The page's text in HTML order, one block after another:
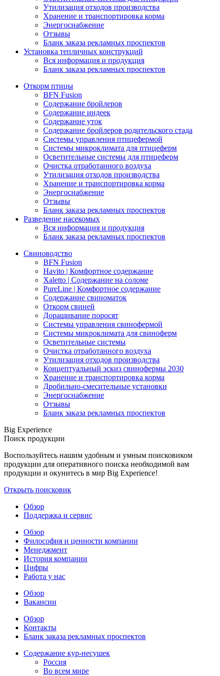
Утилизация отходов производства
Хранение и транспортировка корма
Энергоснабжение
Отзывы
Бланк заказа рекламных проспектов
Установка тепличных конструкций
Вся информация и продукция
Бланк заказа рекламных проспектов
Откорм птицы
BFN Fusion
Содержание бройлеров
Содержание индеек
Содержание уток
Содержание бройлеров родительского стада
Системы управления птицефермой
Системы микроклимата для птицеферм
Осветительные системы для птицеферм
Очистка отработанного воздуха
Утилизация отходов производства
Хранение и транспортировка корма
Энергоснабжение
Отзывы
Бланк заказа рекламных проспектов
Разведение насекомых
Вся информация и продукция
Бланк заказа рекламных проспектов
Свиноводство
BFN Fusion
Havito | Комфортное содержание
Xaletto | Содержание на соломе
PureLine | Комфортное содержание
Содержание свиноматок
Откорм свиней
Доращивание поросят
Системы управления свинофермой
Системы микроклимата для свиноферм
Осветительные системы
Очистка отработанного воздуха
Утилизация отходов производства
Концептуальный эскиз свинофермы 2030
Хранение и транспортировка корма
Дробильно-смесительные установки
Энергоснабжение
Отзывы
Бланк заказа рекламных проспектов
Big Experience
Поиск продукции
Воспользуйтесь нашим удобным и умным поисковиком
продукции для оперативного поиска необходимой вам
продукции и окунитесь в мир Big Experience!
Открыть поисковик
Обзор
Поддержка и сервис
Обзор
Философия и ценности компании
Менеджмент
История компании
Цифры
Работа у нас
Обзор
Вакансии
Обзор
Контакты
Бланк заказа рекламных проспектов
Содержание кур-несушек
Россия
Во всем мире